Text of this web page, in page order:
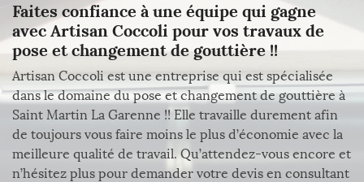
Faites confiance à une équipe qui gagne
avec Artisan Coccoli pour vos travaux de
pose et changement de gouttière !!
Artisan Coccoli est une entreprise qui est spécialisée
dans le domaine du pose et changement de gouttière à
Saint Martin La Garenne !! Elle travaille durement afin
de toujours vous faire moins le plus d’économie avec la
meilleure qualité de travail. Qu’attendez-vous encore et
n’hésitez plus pour demander votre devis en consultant